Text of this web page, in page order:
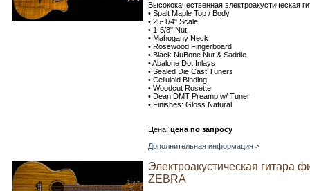
Высококачественная электроакустическая
• Spalt Maple Top / Body
• 25-1/4" Scale
• 1-5/8" Nut
• Mahogany Neck
• Rosewood Fingerboard
• Black NuBone Nut & Saddle
• Abalone Dot Inlays
• Sealed Die Cast Tuners
• Celluloid Binding
• Woodcut Rosette
• Dean DMT Preamp w/ Tuner
• Finishes: Gloss Natural
Цена: цена по запросу
Дополнительная информация >
Электроакустическая гитара
ZEBRA